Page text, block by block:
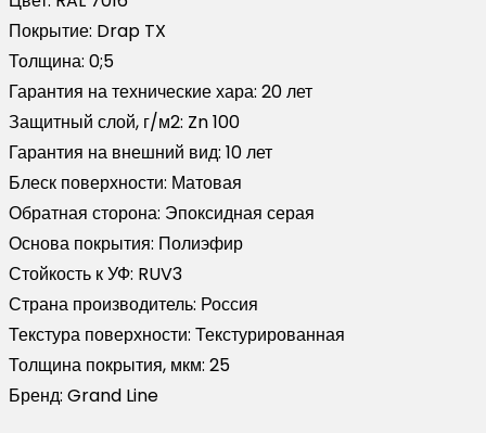
Покрытие: Drap TX
Толщина: 0;5
Гарантия на технические хара: 20 лет
Защитный слой, г/м2: Zn 100
Гарантия на внешний вид: 10 лет
Блеск поверхности: Матовая
Обратная сторона: Эпоксидная серая
Основа покрытия: Полиэфир
Стойкость к УФ: RUV3
Страна производитель: Россия
Текстура поверхности: Текстурированная
Толщина покрытия, мкм: 25
Бренд: Grand Line